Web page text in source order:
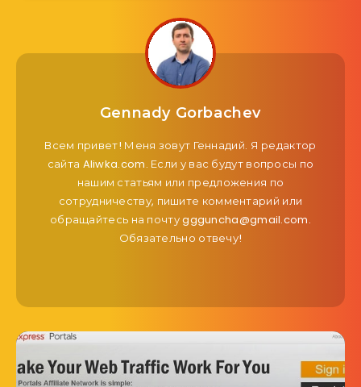
Gennady Gorbachev
Всем привет! Меня зовут Геннадий. Я редактор
сайта Aliwka.com. Если у вас будут вопросы по
нашим статьям или предложения по
сотрудничеству, пишите комментарий или
обращайтесь на почту ggguncha@gmail.com.
Обязательно отвечу!